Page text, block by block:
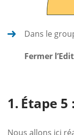
Dans le
Fermer
Étape
Nous allons ici